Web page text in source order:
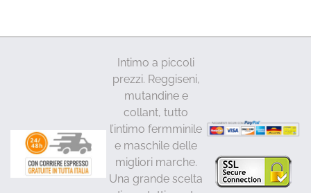
Intimo a piccoli
prezzi. Reggiseni,
mutandine e
collant, tutto
l’intimo fermminile
e maschile delle
migliori marche.
Una grande scelta